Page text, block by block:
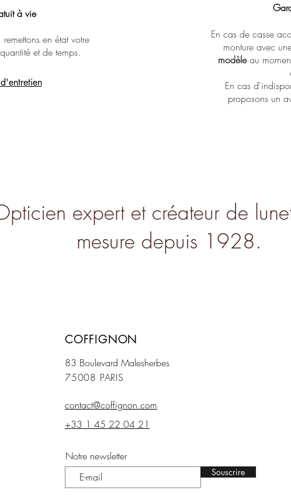
à vie​​​
en état votre
et de temps.
En cas de casse
monture avec
modèleau
En cas
proposons un
expert et créateur de
mesure depuis 1928.
COFFIGNON
83 Boulevard Malesherbes
75008 PARIS
contact@coffignon.com
+33 1 45 22 04 21
Notre newsletter
Souscrire